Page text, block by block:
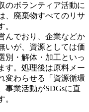
のボランティア活動に
、廃棄物すべてのリサ
。
んでおり、企業などか
いが、資源としては価
別・解体・加工といっ
す。処理後は原料メー
変わらせる「資源循環
事業活動がSDGsに直
。